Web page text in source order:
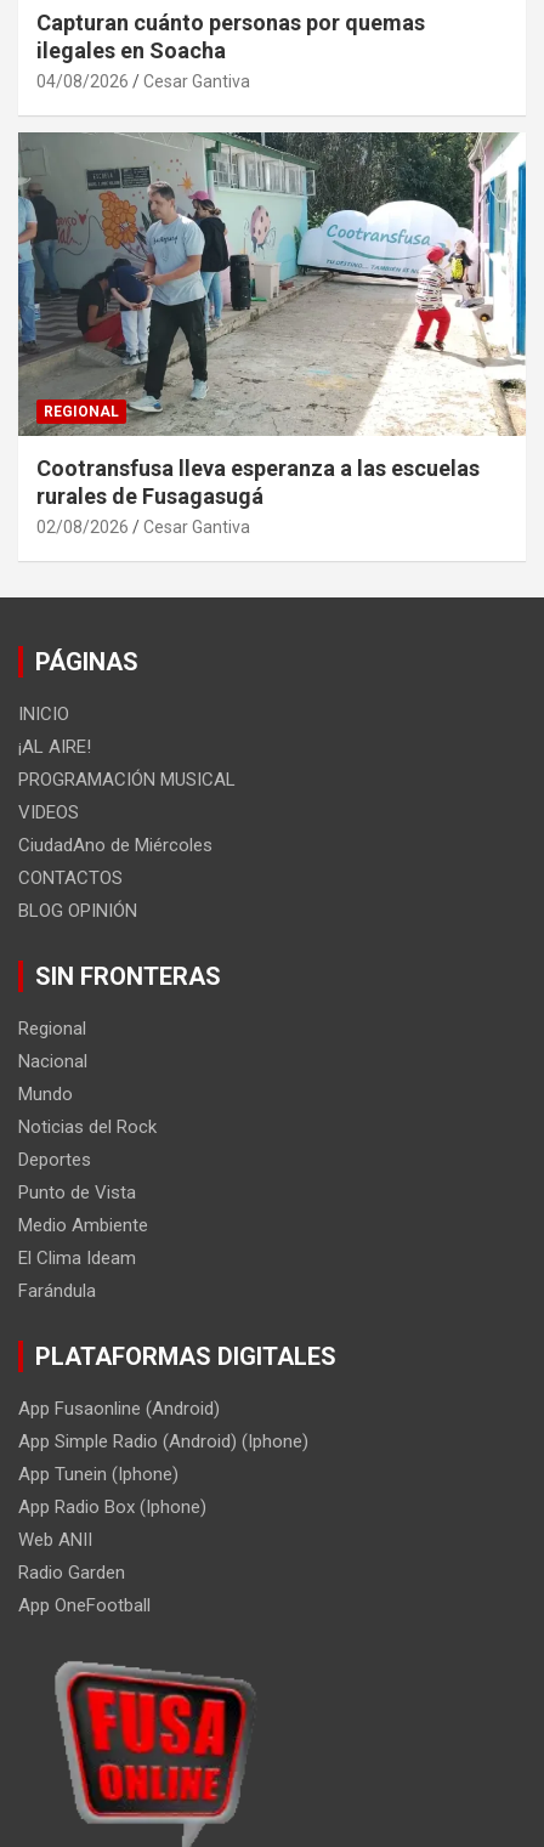
Capturan cuánto personas por quemas
ilegales en Soacha
04/08/2026 Cesar Gantiva
REGIONAL
Cootransfusa lleva esperanza a las escuelas
rurales de Fusagasugá
02/08/2026 Cesar Gantiva
PÁGINAS
INICIO
¡AL AIRE!
PROGRAMACIÓN MUSICAL
VIDEOS
CiudadAno de Miércoles
CONTACTOS
BLOG OPINIÓN
SIN FRONTERAS
Regional
Nacional
Mundo
Noticias del Rock
Deportes
Punto de Vista
Medio Ambiente
El Clima Ideam
Farándula
PLATAFORMAS DIGITALES
App Fusaonline (Android)
App Simple Radio (Android) (Iphone)
App Tunein (Iphone)
App Radio Box (Iphone)
Web ANII
Radio Garden
App OneFootball